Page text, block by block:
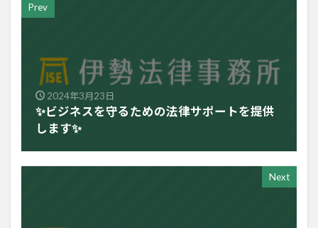
Prev
2024年3月23日
✨ビジネスを守るための法律サポートを提供
します✨
Next